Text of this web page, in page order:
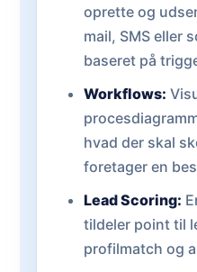
oprette og
mail, SMS eller
baseret på
Workflows:
hvad der skal
foretager en
Lead Scoring:
tildeler point til
profilmatch og